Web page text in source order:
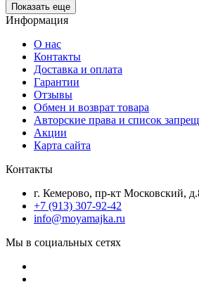
Показать еще
Информация
О нас
Контакты
Доставка и оплата
Гарантии
Отзывы
Обмен и возврат товара
Авторские права и список
Акции
Карта сайта
Контакты
г. Кемерово, пр-кт Московский,
+7 (913) 307-92-42
info@moyamajka.ru
Мы в социальных сетях